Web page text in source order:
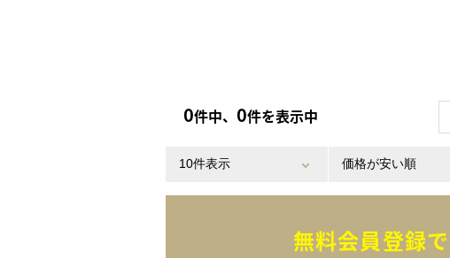
0件中、 0件を表示中
無料会員登録で